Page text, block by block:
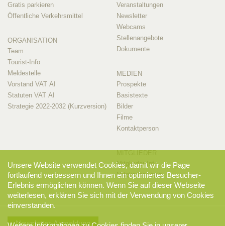
Gratis parkieren
Öffentliche Verkehrsmittel
ORGANISATION
Team
Tourist-Info
Meldestelle
Vorstand VAT AI
Statuten VAT AI
Strategie 2022-2032 (Kurzversion)
Veranstaltungen
Newsletter
Webcams
Stellenangebote
Dokumente
MEDIEN
Prospekte
Basistexte
Bilder
Filme
Kontaktperson
Mitglieder-Info
Mitglieder-Login
Newsletter-Anmeldung
Unsere Website verwendet Cookies, damit wir die Page
fortlaufend verbessern und Ihnen ein optimiertes Besucher-
Erlebnis ermöglichen können. Wenn Sie auf dieser Webseite
weiterlesen, erklären Sie sich mit der Verwendung von Cookies
einverstanden.